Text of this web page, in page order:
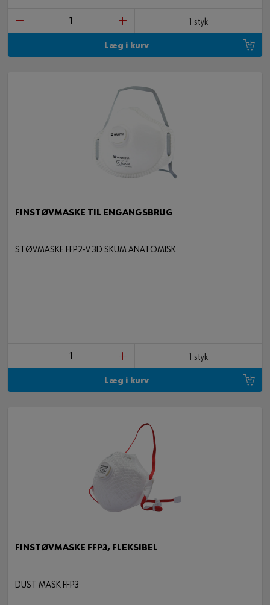
1 styk
Læg i kurv
FINSTØVMASKE TIL ENGANGSBRUG
STØVMASKE FFP2-V 3D SKUM ANATOMISK
1 styk
Læg i kurv
FINSTØVMASKE FFP3, FLEKSIBEL
DUST MASK FFP3